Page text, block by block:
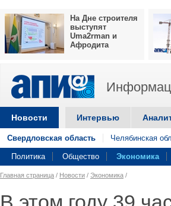
На Дне строителя
выступят
Uma2rman и
Афродита
Новости Интервью
Свердловская область Челябинская
Политика Общество Экономика
Главная страница / Новости / Экономика /